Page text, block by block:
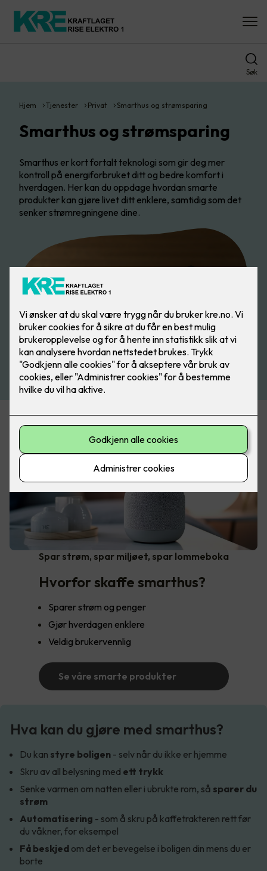
Søk
Hjem Tjenester Privat Smarthus og strømsparing
Smarthus og strømsparing
Smarthus er kort fortalt teknologi som gir deg mer
kontroll på energiforbruket ditt og bedre komfort i
hverdagen. Her kan du oppdage hvordan smarte
produkter kan gjøre livet ditt enklere, samtidig som det
senker strømregningene dine.
Spar strøm, spar miljøet, spar lommeboka
Hvorfor skaffe smarthus?
Sparer strøm og penger
Gjør hverdagen enklere
Veldig brukervennlig
Se våre smarte produkter
Hva kan du gjøre med smarthus?
Du kan styre boligen - selv når du ikke er hjemme
Skru av all belysning med ett trykk
Senke varmen om natten eller i ubrukte rom, så sparer du
strøm
Automatisering - som å skru på kaffetrakteren rett før
du våkner, for eksempel
Få beskjed om det er bevegelse i boligen din mens du er
borte